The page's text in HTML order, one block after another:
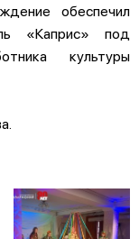
обеспечил
«Каприс» под
культуры